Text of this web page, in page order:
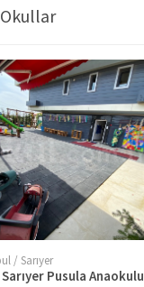
/ Sarıyer
Pusula Anaokulu